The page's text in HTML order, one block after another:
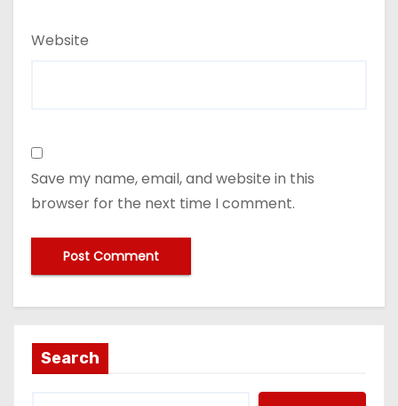
Website
Save my name, email, and website in this
browser for the next time I comment.
Search